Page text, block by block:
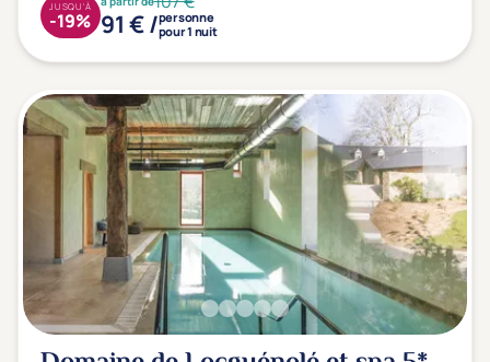
91 € /personne
pour 1 nuit
JUSQU'À
-19%